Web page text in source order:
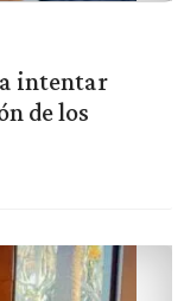
intentar
de los